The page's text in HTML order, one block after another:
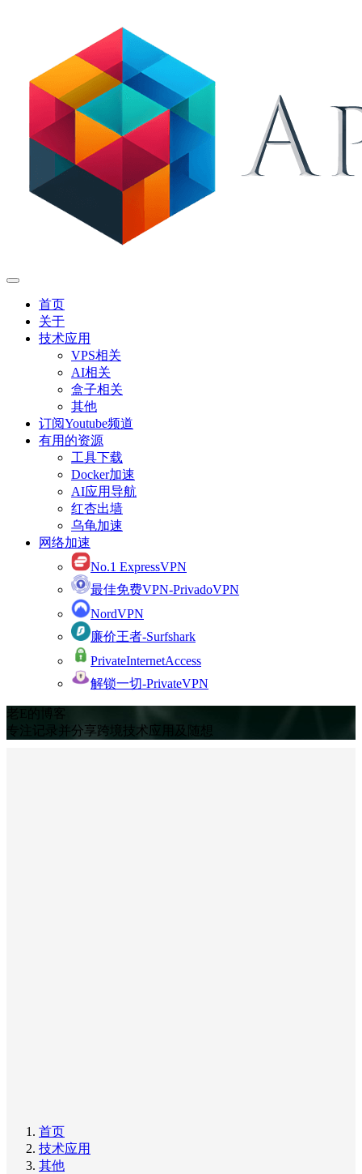
首页
关于
技术应用
VPS相关
AI相关
盒子相关
其他
订阅Youtube频道
有用的资源
工具下载
Docker加速
AI应用导航
红杏出墙
乌龟加速
网络加速
No.1 ExpressVPN
最佳免费VPN-PrivadoVPN
NordVPN
廉价王者-Surfshark
PrivateInternetAccess
解锁一切-PrivateVPN
老E的博客
专注记录并分享跨境技术应用及随想
首页
技术应用
其他